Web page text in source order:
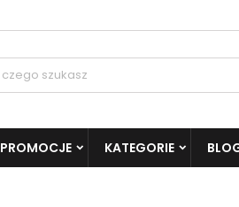
PROMOCJE KATEGORIE